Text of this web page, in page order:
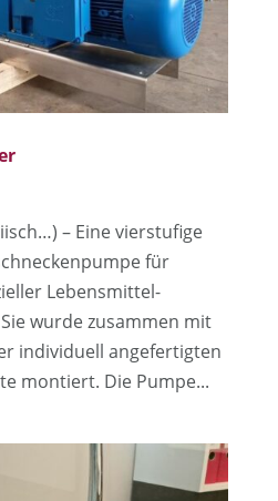
– Eine vierstufige
für
Lebensmittel-
wurde zusammen mit
individuell angefertigten
montiert. Die Pumpe...